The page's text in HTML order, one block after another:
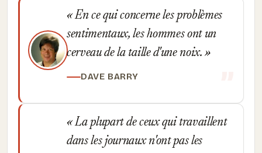
En ce qui concerne les problèmes
sentimentaux, les hommes ont un
cerveau de la taille d'une noix.
DAVE BARRY
La plupart de ceux qui travaillent
dans les journaux n'ont pas les